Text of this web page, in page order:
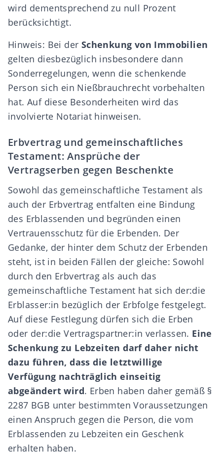
wird dementsprechend zu null Prozent
berücksichtigt.
Hinweis: Bei der Schenkung von Immobilien
gelten diesbezüglich insbesondere dann
Sonderregelungen, wenn die schenkende
Person sich ein Nießbrauchrecht vorbehalten
hat. Auf diese Besonderheiten wird das
involvierte Notariat hinweisen.
Erbvertrag und gemeinschaftliches
Testament: Ansprüche der
Vertragserben gegen Beschenkte
Sowohl das gemeinschaftliche Testament als
auch der Erbvertrag entfalten eine Bindung
des Erblassenden und begründen einen
Vertrauensschutz für die Erbenden. Der
Gedanke, der hinter dem Schutz der Erbenden
steht, ist in beiden Fällen der gleiche: Sowohl
durch den Erbvertrag als auch das
gemeinschaftliche Testament hat sich der:die
Erblasser:in bezüglich der Erbfolge festgelegt.
Auf diese Festlegung dürfen sich die Erben
oder der:die Vertragspartner:in verlassen. Eine
Schenkung zu Lebzeiten darf daher nicht
dazu führen, dass die letztwillige
Verfügung nachträglich einseitig
abgeändert wird. Erben haben daher gemäß §
2287 BGB unter bestimmten Voraussetzungen
einen Anspruch gegen die Person, die vom
Erblassenden zu Lebzeiten ein Geschenk
erhalten haben.